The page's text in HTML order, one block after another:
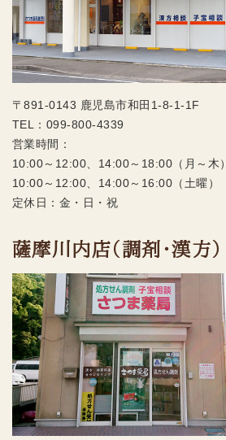
〒891-0143 鹿児島市和田1-8-1-1F
TEL： 099-800-4339
営業時間：
10:00～12:00、14:00～18:00（月～木）
10:00～12:00、14:00～16:00（土曜）
定休日：金・日・祝
薩摩川内店（調剤・漢方）